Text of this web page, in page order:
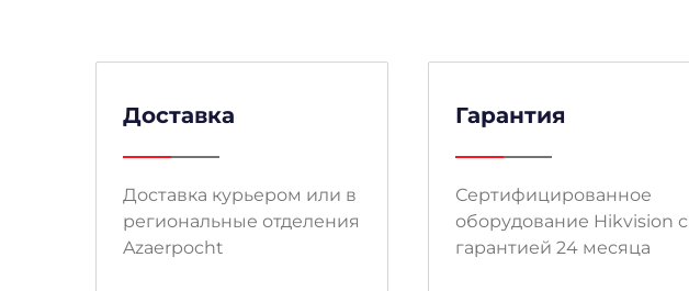
Доставка
Доставка курьером или в
региональные отделения
Azaerpocht
Гарантия
Сертифицированное
оборудование Hikvision с
гарантией 24 месяца